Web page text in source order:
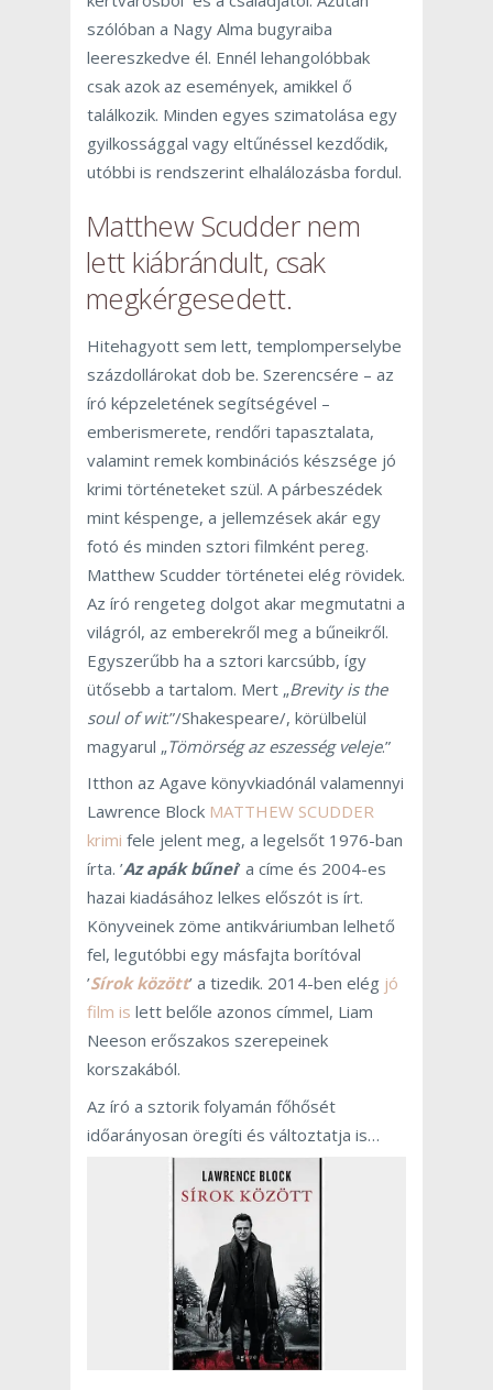
szólóban a Nagy Alma bugyraiba
leereszkedve él. Ennél lehangolóbbak
csak azok az események, amikkel ő
találkozik. Minden egyes szimatolása egy
gyilkossággal vagy eltűnéssel kezdődik,
utóbbi is rendszerint elhalálozásba fordul.
Matthew Scudder nem
lett kiábrándult, csak
megkérgesedett.
Hitehagyott sem lett, templomperselybe
százdollárokat dob be. Szerencsére – az
író képzeletének segítségével –
emberismerete, rendőri tapasztalata,
valamint remek kombinációs készsége jó
krimi történeteket szül. A párbeszédek
mint késpenge, a jellemzések akár egy
fotó és minden sztori filmként pereg.
Matthew Scudder történetei elég rövidek.
Az író rengeteg dolgot akar megmutatni a
világról, az emberekről meg a bűneikről.
Egyszerűbb ha a sztori karcsúbb, így
ütősebb a tartalom. Mert „Brevity is the
soul of wit.”/Shakespeare/, körülbelül
magyarul „Tömörség az eszesség veleje.”
Itthon az Agave könyvkiadónál valamennyi
Lawrence Block MATTHEW SCUDDER
krimi fele jelent meg, a legelsőt 1976-ban
írta. ’Az apák bűnei’ a címe és 2004-es
hazai kiadásához lelkes előszót is írt.
Könyveinek zöme antikváriumban lelhető
fel, legutóbbi egy másfajta borítóval
’Sírok között’ a tizedik. 2014-ben elég jó
film is lett belőle azonos címmel, Liam
Neeson erőszakos szerepeinek
korszakából.
Az író a sztorik folyamán főhősét
időarányosan öregíti és változtatja is…